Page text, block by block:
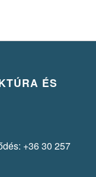
ÉS
+36 30 257